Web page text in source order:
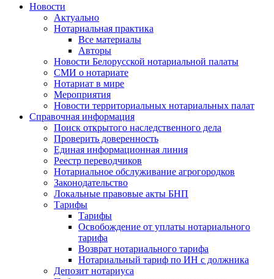
Новости
Актуально
Нотариальная практика
Все материалы
Авторы
Новости Белорусской нотариальной палаты
СМИ о нотариате
Нотариат в мире
Мероприятия
Новости территориальных нотариальных палат
Справочная информация
Поиск открытого наследственного дела
Проверить доверенность
Единая информационная линия
Реестр переводчиков
Нотариальное обслуживание агрогородков
Законодательство
Локальные правовые акты БНП
Тарифы
Тарифы
Освобождение от уплаты нотариального
тарифа
Возврат нотариального тарифа
Нотариальный тариф по ИН с должника
Депозит нотариуса